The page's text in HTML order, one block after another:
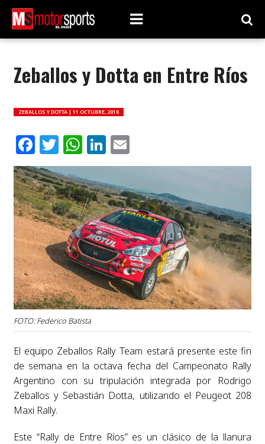
Zeballos y Dotta en Entre Ríos
ZEBALLOS Y DOTTA | 11 OCTUBRE, 2018
Facebook
Twitter
WhatsApp
LinkedIn
Email
FOTO: Federico Batista
El equipo Zeballos Rally Team estará presente este fin
de semana en la octava fecha del Campeonato Rally
Argentino con su tripulación integrada por Rodrigo
Zeballos y Sebastián Dotta, utilizando el Peugeot 208
Maxi Rally.
Este “Rally de Entre Ríos” es un clásico de la llanura